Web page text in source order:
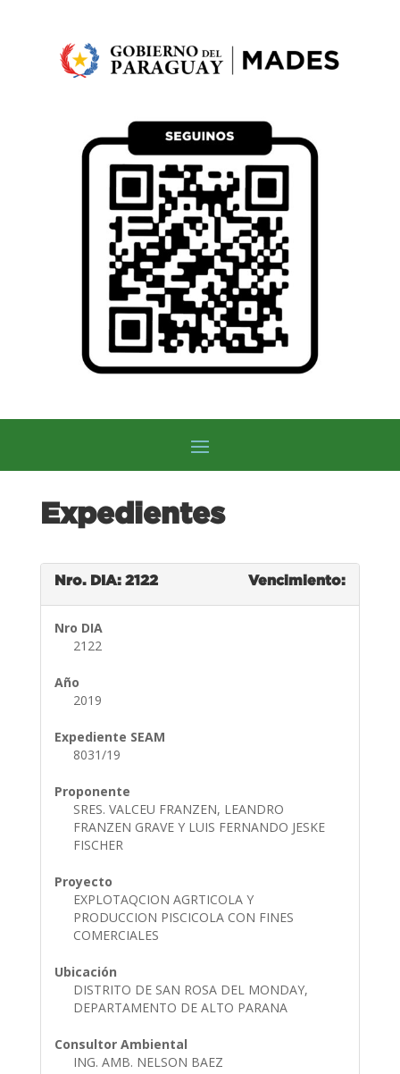
Expedientes
Nro. DIA: 2122 Vencimiento:
Nro DIA
2122
Año
2019
Expediente SEAM
8031/19
Proponente
SRES. VALCEU FRANZEN, LEANDRO
FRANZEN GRAVE Y LUIS FERNANDO JESKE
FISCHER
Proyecto
EXPLOTAQCION AGRTICOLA Y
PRODUCCION PISCICOLA CON FINES
COMERCIALES
Ubicación
DISTRITO DE SAN ROSA DEL MONDAY,
DEPARTAMENTO DE ALTO PARANA
Consultor Ambiental
ING. AMB. NELSON BAEZ